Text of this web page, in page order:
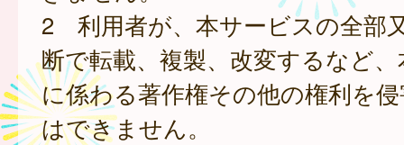
2 利用者が、本サービスの全部
断で転載、複製、改変するなど
に係わる著作権その他の権利を
はできません。